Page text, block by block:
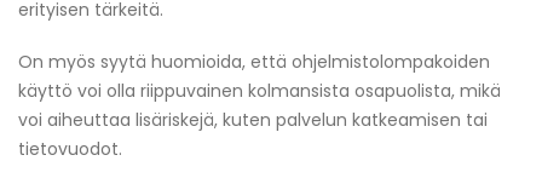
erityisen tärkeitä.
On myös syytä huomioida, että ohjelmistolompakoiden
käyttö voi olla riippuvainen kolmansista osapuolista, mikä
voi aiheuttaa lisäriskejä, kuten palvelun katkeamisen tai
tietovuodot.